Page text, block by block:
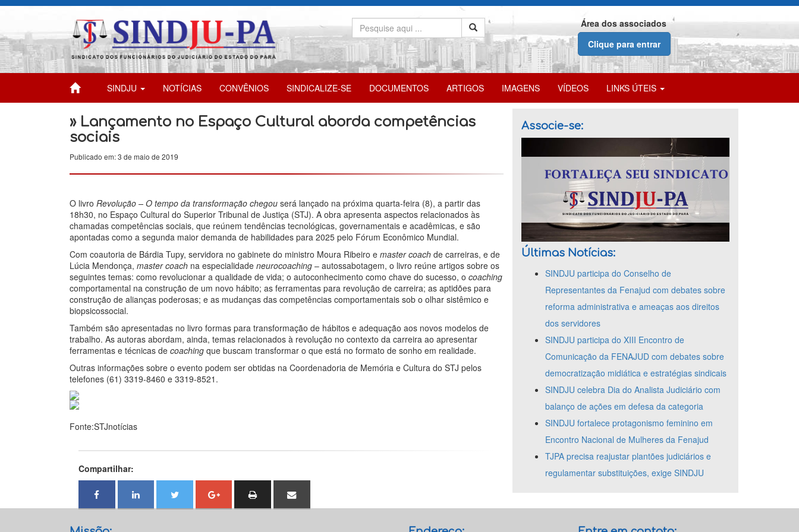
Área dos associados
Clique para entrar
SINDJU NOTÍCIAS CONVÊNIOS SINDICALIZE-SE DOCUMENTOS ARTIGOS IMAGENS VÍDEOS LINKS ÚTEIS
» Lançamento no Espaço Cultural aborda competências
sociais
Publicado em: 3 de maio de 2019
O livro Revolução – O tempo da transformação chegou será lançado na próxima quarta-feira (8), a partir das
18h30, no Espaço Cultural do Superior Tribunal de Justiça (STJ). A obra apresenta aspectos relacionados às
chamadas competências sociais, que reúnem tendências tecnológicas, governamentais e acadêmicas, e são
apontadas como a segunda maior demanda de habilidades para 2025 pelo Fórum Econômico Mundial.
Com coautoria de Bárdia Tupy, servidora no gabinete do ministro Moura Ribeiro e master coach de carreiras, e de
Lúcia Mendonça, master coach na especialidade neurocoaching – autossabotagem, o livro reúne artigos sobre os
seguintes temas: como revolucionar a qualidade de vida; o autoconhecimento como chave do sucesso, o coaching
comportamental na construção de um novo hábito; as ferramentas para revolução de carreira; as aptidões para
construção de alianças poderosas; e as mudanças das competências comportamentais sob o olhar sistêmico e
biopsicossocial.
Também são apresentadas no livro formas para transformação de hábitos e adequação aos novos modelos de
trabalho. As autoras abordam, ainda, temas relacionados à revolução no contexto da carreira ao apresentar
ferramentas e técnicas de coaching que buscam transformar o que está no formato de sonho em realidade.
Outras informações sobre o evento podem ser obtidas na Coordenadoria de Memória e Cultura do STJ pelos
telefones (61) 3319-8460 e 3319-8521.
Fonte:STJnotícias
Compartilhar:
Associe-se:
Últimas Notícias:
SINDJU participa do Conselho de
Representantes da Fenajud com debates sobre
reforma administrativa e ameaças aos direitos
dos servidores
SINDJU participa do XIII Encontro de
Comunicação da FENAJUD com debates sobre
democratização midiática e estratégias sindicais
SINDJU celebra Dia do Analista Judiciário com
balanço de ações em defesa da categoria
SINDJU fortalece protagonismo feminino em
Encontro Nacional de Mulheres da Fenajud
TJPA precisa reajustar plantões judiciários e
regulamentar substituições, exige SINDJU